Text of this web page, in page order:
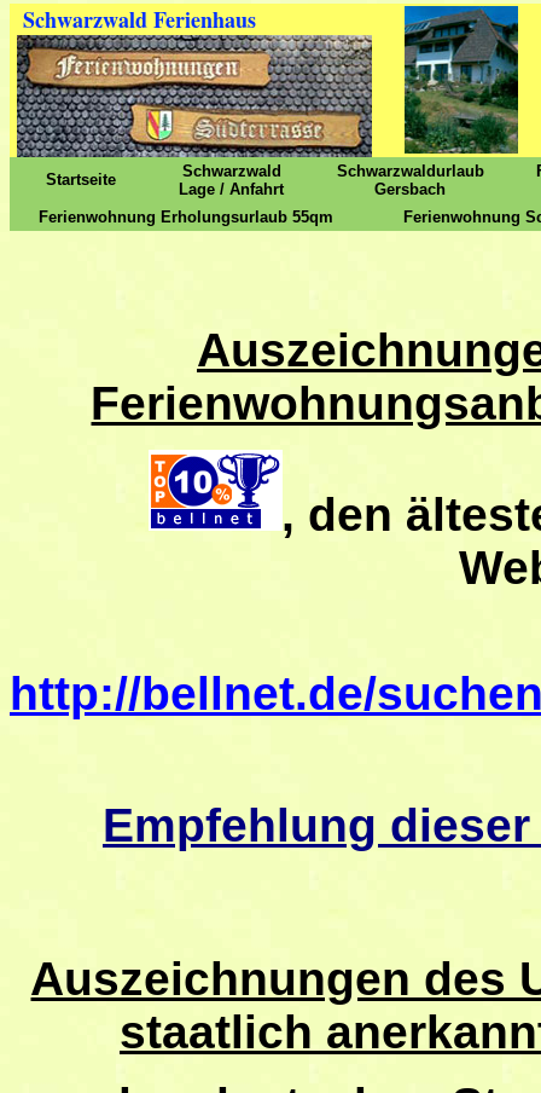
Schwarzwald Ferienhaus
Startseite
Schwarzwald
Lage / Anfahrt
Schwarzwaldurlaub
Gersbach
Ferienwohnung Erholungsurlaub 55qm Ferienwohnung
, den
http://bellnet.de/
Empfehlung
Auszeichnungen des
staatlich